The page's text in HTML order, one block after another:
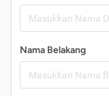
Nama Belakang